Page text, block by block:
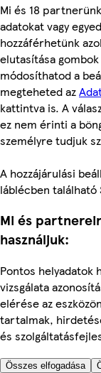
Mi és 18
adatokat vagy
hozzáférhetünk
elutasítása
módosíthatod a
megteheted az
kattintva is. A
ez nem érinti a
személyre tudjuk
A hozzájárulási
láblécben
Mi és
használjuk:
Pontos helyadatok
vizsgálata
elérése az
tartalmak,
és
Összes elfogadása